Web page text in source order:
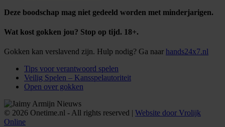
Deze boodschap mag niet gedeeld worden met minderjarigen.
Wat kost gokken jou? Stop op tijd. 18+.
Gokken kan verslavend zijn. Hulp nodig? Ga naar hands24x7.nl
Tips voor verantwoord spelen
Veilig Spelen – Kansspelautoriteit
Open over gokken
© 2026 Onetime.nl - All rights reserved | Website door Vrolijk
Online